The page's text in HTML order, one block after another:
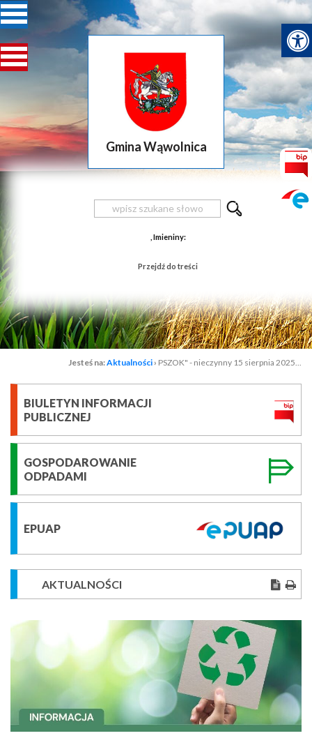
Gmina Wąwolnica
, Imieniny:
Przejdź do treści
Jesteś na:Aktualności › PSZOK" - nieczynny 15 sierpnia 2025...
BIULETYN INFORMACJI
PUBLICZNEJ
GOSPODAROWANIE
ODPADAMI
EPUAP
AKTUALNOŚCI